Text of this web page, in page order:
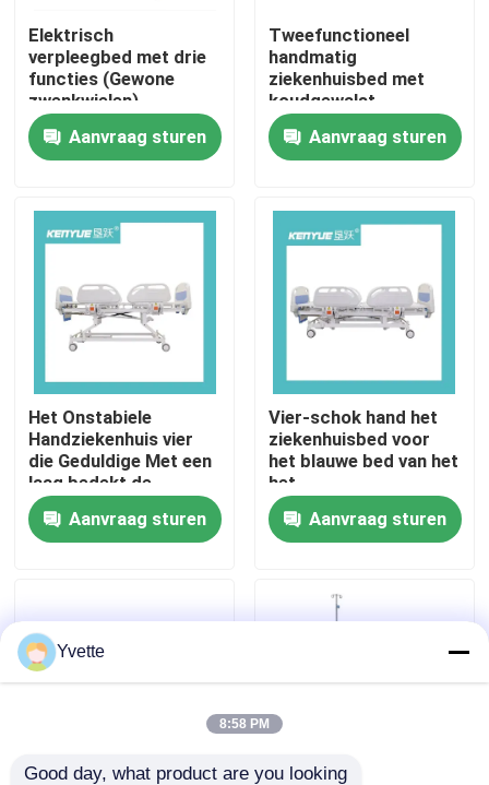
Huis
Producten
Over ons
Fabriekstocht
Kwaliteitscontrole
Neem contact met ons op
Gevallen
Obstetrische Lijsttoebehoren
Elektrisch
verpleegbed met drie
functies (Gewone
zwenkwielen)
Aanvraag sturen
Tweefunctioneel
handmatig
ziekenhuisbed met
koudgewalst
staalframe
Aanvraag sturen
Het Onstabiele
Handziekenhuis vier
die Geduldige Met een
laag bedekt de
Gietmachine Epoxy
verzorgen van de
Bedcontrole
Aanvraag sturen
Vier-schok hand het
ziekenhuisbed voor
het blauwe bed van het
het
ziekenhuisziekenhuis
Aanvraag sturen
Yvette
8:58 PM
Good day, what product are you looking